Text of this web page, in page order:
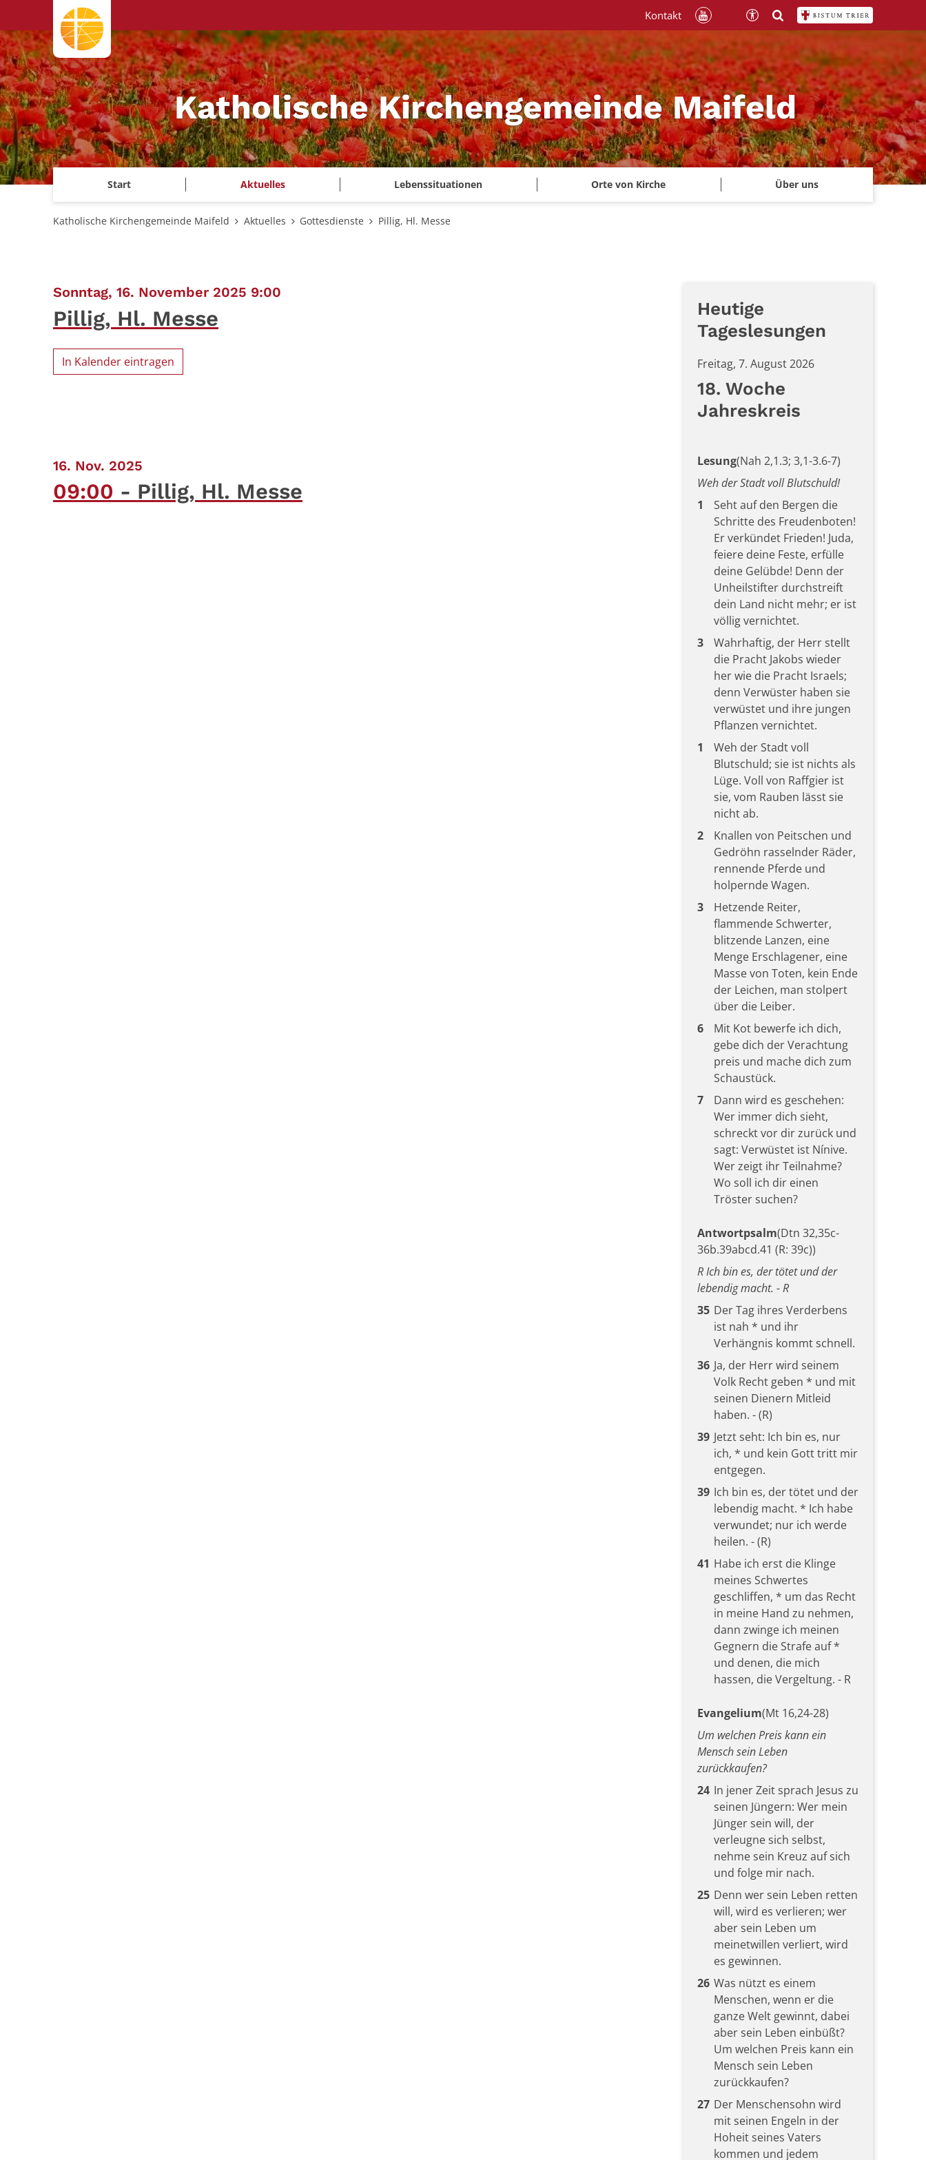
Zum Inhalt springen
Katholische Kirchengemeinde Maifeld
Start Aktuelles Lebenssituationen Orte von Kirche Über uns
Kontakt
Katholische Kirchengemeinde Maifeld Aktuelles Gottesdienste Pillig, Hl. Messe
Sonntag, 16. November 2025 9:00
Pillig, Hl. Messe
In Kalender eintragen
16. Nov. 2025
09:00 Pillig, Hl. Messe
Heutige
Tageslesungen
Freitag, 7. August 2026
18. Woche
Jahreskreis
Lesung(Nah 2,1.3; 3,1-3.6-7)
Weh der Stadt voll Blutschuld!
1
Seht auf den Bergen die
Schritte des Freudenboten!
Er verkündet Frieden! Juda,
feiere deine Feste, erfülle
deine Gelübde! Denn der
Unheilstifter durchstreift
dein Land nicht mehr; er ist
völlig vernichtet.
3
Wahrhaftig, der Herr stellt
die Pracht Jakobs wieder
her wie die Pracht Israels;
denn Verwüster haben sie
verwüstet und ihre jungen
Pflanzen vernichtet.
1
Weh der Stadt voll
Blutschuld; sie ist nichts als
Lüge. Voll von Raffgier ist
sie, vom Rauben lässt sie
nicht ab.
2
Knallen von Peitschen und
Gedröhn rasselnder Räder,
rennende Pferde und
holpernde Wagen.
3
Hetzende Reiter,
flammende Schwerter,
blitzende Lanzen, eine
Menge Erschlagener, eine
Masse von Toten, kein Ende
der Leichen, man stolpert
über die Leiber.
6
Mit Kot bewerfe ich dich,
gebe dich der Verachtung
preis und mache dich zum
Schaustück.
7
Dann wird es geschehen:
Wer immer dich sieht,
schreckt vor dir zurück und
sagt: Verwüstet ist Nínive.
Wer zeigt ihr Teilnahme?
Wo soll ich dir einen
Tröster suchen?
Antwortpsalm(Dtn 32,35c-
36b.39abcd.41 (R: 39c))
R Ich bin es, der tötet und der
lebendig macht. - R
35 Der Tag ihres Verderbens
ist nah * und ihr
Verhängnis kommt schnell.
36 Ja, der Herr wird seinem
Volk Recht geben * und mit
seinen Dienern Mitleid
haben. - (R)
39 Jetzt seht: Ich bin es, nur
ich, * und kein Gott tritt mir
entgegen.
39 Ich bin es, der tötet und der
lebendig macht. * Ich habe
verwundet; nur ich werde
heilen. - (R)
41 Habe ich erst die Klinge
meines Schwertes
geschliffen, * um das Recht
in meine Hand zu nehmen,
dann zwinge ich meinen
Gegnern die Strafe auf *
und denen, die mich
hassen, die Vergeltung. - R
Evangelium(Mt 16,24-28)
Um welchen Preis kann ein
Mensch sein Leben
zurückkaufen?
24 In jener Zeit sprach Jesus zu
seinen Jüngern: Wer mein
Jünger sein will, der
verleugne sich selbst,
nehme sein Kreuz auf sich
und folge mir nach.
25 Denn wer sein Leben retten
will, wird es verlieren; wer
aber sein Leben um
meinetwillen verliert, wird
es gewinnen.
26 Was nützt es einem
Menschen, wenn er die
ganze Welt gewinnt, dabei
aber sein Leben einbüßt?
Um welchen Preis kann ein
Mensch sein Leben
zurückkaufen?
27 Der Menschensohn wird
mit seinen Engeln in der
Hoheit seines Vaters
kommen und jedem